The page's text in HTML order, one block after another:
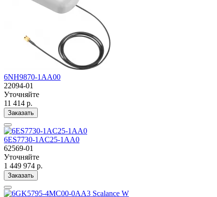
6NH9870-1AA00
22094-01
Уточняйте
11 414 р.
Заказать
6ES7730-1AC25-1AA0
62569-01
Уточняйте
1 449 974 р.
Заказать